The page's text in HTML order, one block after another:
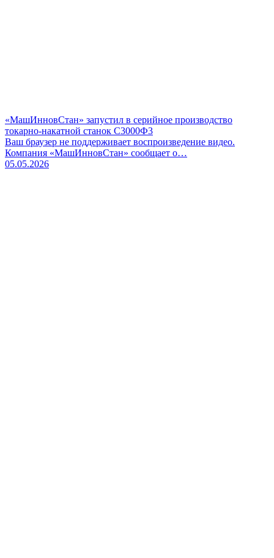
«МашИнновСтан» запустил в серийное производство
токарно-накатной станок С3000Ф3
Ваш браузер не поддерживает воспроизведение видео.
Компания «МашИнновСтан» сообщает о…
05.05.2026